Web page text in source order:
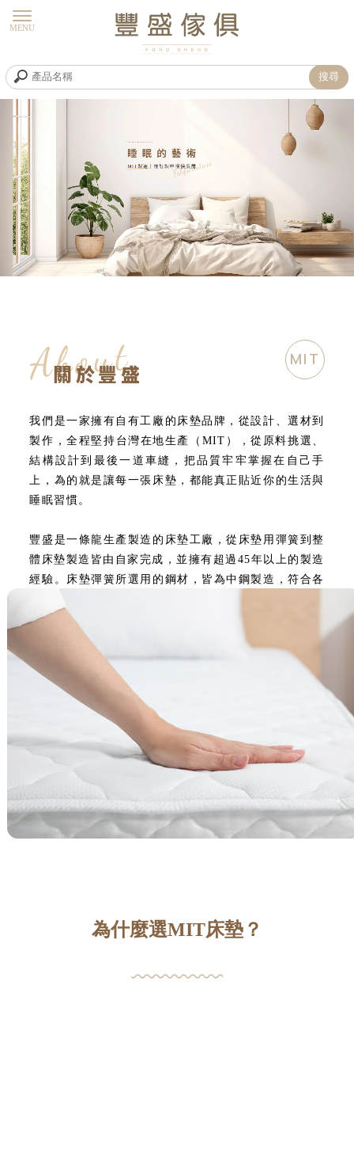
三民區床墊工廠
床墊訂製About
關於豐盛 MIT
我們是一家擁有自有工廠的床墊品牌，從設計、選材到
製作，全程堅持台灣在地生產（MIT），從原料挑選、
結構設計到最後一道車縫，把品質牢牢掌握在自己手
上，為的就是讓每一張床墊，都能真正貼近你的生活與
睡眠習慣。
豐盛是一條龍生產製造的床墊工廠，從床墊用彈簧到整
體床墊製造皆由自家完成，並擁有超過45年以上的製造
經驗。床墊彈簧所選用的鋼材，皆為中鋼製造，符合各
為什麼選MIT床墊？